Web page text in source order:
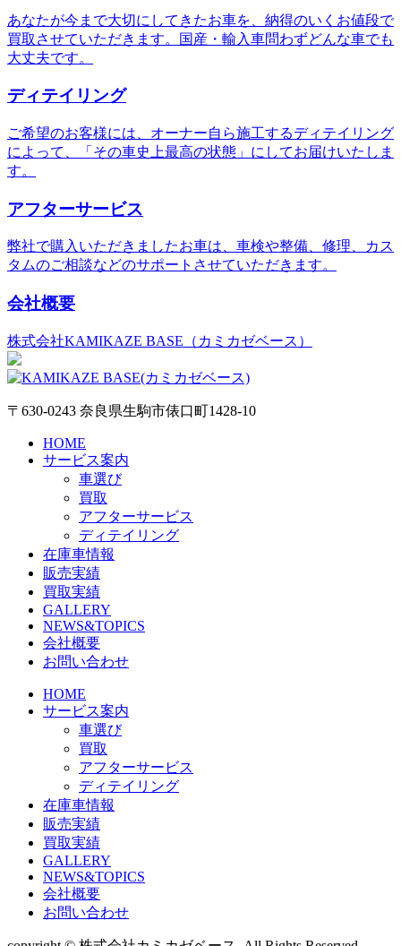
あなたが今まで大切にしてきたお車を、納得のいくお値段で
買取させていただきます。国産・輸入車問わずどんな車でも
大丈夫です。
ディテイリング
ご希望のお客様には、オーナー自ら施工するディテイリング
によって、「その車史上最高の状態」にしてお届けいたしま
す。
アフターサービス
弊社で購入いただきましたお車は、車検や整備、修理、カス
タムのご相談などのサポートさせていただきます。
会社概要
株式会社KAMIKAZE BASE（カミカゼベース）
〒630-0243 奈良県生駒市俵口町1428-10
HOME
サービス案内
車選び
買取
アフターサービス
ディテイリング
在庫車情報
販売実績
買取実績
GALLERY
NEWS&TOPICS
会社概要
お問い合わせ
HOME
サービス案内
車選び
買取
アフターサービス
ディテイリング
在庫車情報
販売実績
買取実績
GALLERY
NEWS&TOPICS
会社概要
お問い合わせ